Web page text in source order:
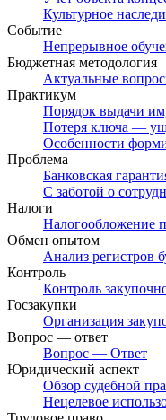
Культурное
Событие
Непрерывное
Бюджетная методология
Актуальные
Практикум
Порядок выдачи
Потеря ключа —
Особенности
Проблема
Банковская
С заботой о
Налоги
Налогообложение
Обмен опытом
Анализ регистров
Контроль
Контроль
Госзакупки
Организация
Вопрос — ответ
Вопрос — Ответ
Юридический аспект
Обзор судебной
Нецелевое